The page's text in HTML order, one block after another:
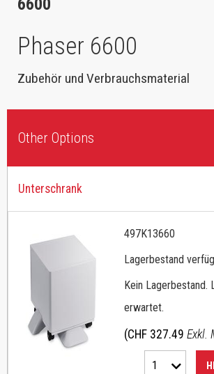
6600
Phaser 6600
Zubehör und Verbrauchsmaterial
Other Options
Unterschrank
497K13660
Lagerbestand
Kein Lagerbestand.
erwartet.
(CHF 327.49 Exkl.
1